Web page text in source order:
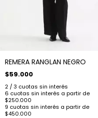
REMERA RANGLAN NEGRO
$59.000